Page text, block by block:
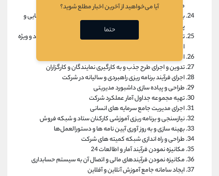
منتهی به 29/12/1398
بررسی وضعیت و عملکرد کلیه شعب و نمایندگی شعب و شناسایی و
پالایش نمایندگان غیرفعال و نیمه فعال
توسعه، توانمندسازی و جذب نمایندگان جداد در کلیه مناطق آزاد و ویژه
اقتصادی جهت تحقق پرتفوی تعیین شده
اجرای نظام آراستگی در شعب و نمایندگی‌ها
تدوین و اجرای طرح جذب و به کارگیری نمایندگان و کارگزاران
اجرای فرآیند برنامه ریزی راهبردی و سالیانه در شرکت
طراحی و پیاده سازی داشبورد مدیریتی
تهیه مجموعه جداول آمار عملکرد شرکت
اجرای مدیریت جامع سرمایه های انسانی
نیازسنجی و برنامه ریزی آموزشی کارکنان ستاد و شبکه فروش
بهینه سازی و به روز آوری آیین نامه ها و دستورالعمل‌ها
طراحی و راه اندازی شبکه کمیته های شرکت
مکانیزه نمودن فرآیند آمار و اطالعات 24
مکانیزه نمودن فرآیندهای مالی و اتصال آن به سیستم حسابداری
ایجاد سامانه جامع آموزش آنلاین و آفلاین
آیا می‌خواهید از آخرین اخبار مطلع شوید؟
حتما